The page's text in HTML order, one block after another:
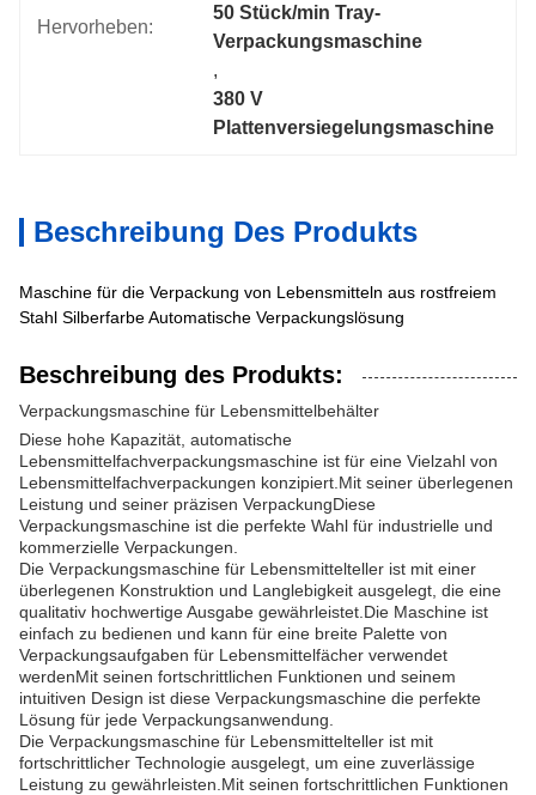
Hervorheben:
50 Stück/min Tray-
Verpackungsmaschine
,
380 V
Plattenversiegelungsmaschine
Beschreibung Des Produkts
Maschine für die Verpackung von Lebensmitteln aus rostfreiem
Stahl Silberfarbe Automatische Verpackungslösung
Beschreibung des Produkts:
Verpackungsmaschine für Lebensmittelbehälter
Diese hohe Kapazität, automatische
Lebensmittelfachverpackungsmaschine ist für eine Vielzahl von
Lebensmittelfachverpackungen konzipiert.Mit seiner überlegenen
Leistung und seiner präzisen VerpackungDiese
Verpackungsmaschine ist die perfekte Wahl für industrielle und
kommerzielle Verpackungen.
Die Verpackungsmaschine für Lebensmittelteller ist mit einer
überlegenen Konstruktion und Langlebigkeit ausgelegt, die eine
qualitativ hochwertige Ausgabe gewährleistet.Die Maschine ist
einfach zu bedienen und kann für eine breite Palette von
Verpackungsaufgaben für Lebensmittelfächer verwendet
werdenMit seinen fortschrittlichen Funktionen und seinem
intuitiven Design ist diese Verpackungsmaschine die perfekte
Lösung für jede Verpackungsanwendung.
Die Verpackungsmaschine für Lebensmittelteller ist mit
fortschrittlicher Technologie ausgelegt, um eine zuverlässige
Leistung zu gewährleisten.Mit seinen fortschrittlichen Funktionen